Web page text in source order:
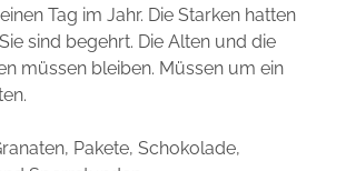
Tag im Jahr. Die Starken hatten
sind begehrt. Die Alten und die
müssen bleiben. Müssen um ein
Pakete, Schokolade,